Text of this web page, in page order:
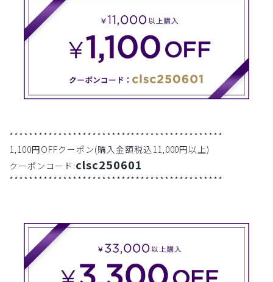
********************************************
1,100円OFFクーポン(購入金額税込11,000円以上)
クーポンコード:clsc250601
********************************************